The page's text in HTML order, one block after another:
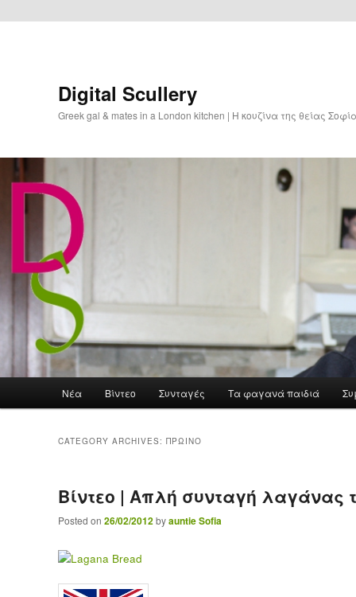
Digital Scullery
Greek gal & mates in a London kitchen | Η κουζίνα της θείας
Skip to primary content
Skip to secondary content
Νέα Βίντεο Συνταγές Τα φαγανά παιδιά
CATEGORY ARCHIVES: ΠΡΩΙΝΌ
Βίντεο | Απλή συνταγή λαγάνας
Posted on 26/02/2012byauntie Sofia